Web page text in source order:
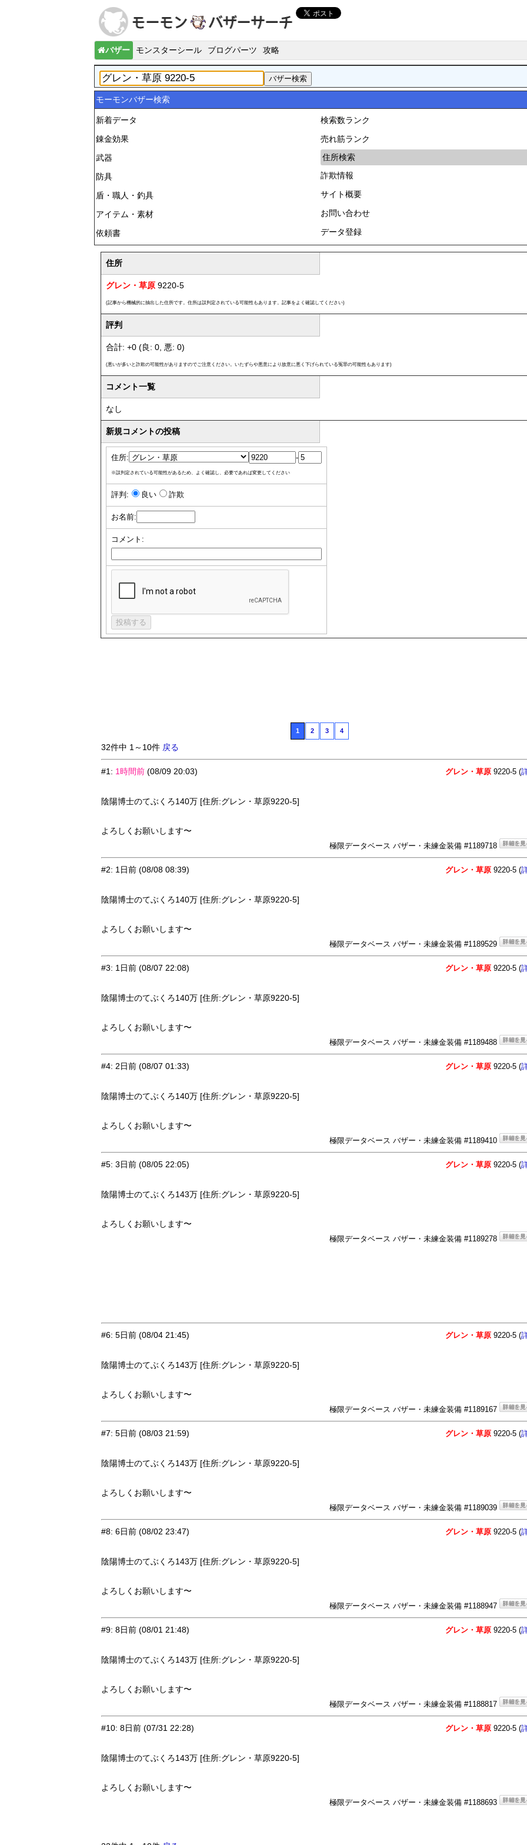
バザー モンスターシール ブログパーツ 攻略
モーモンバザー検索
新着データ
錬金効果
武器
防具
盾・職人・釣具
アイテム・素材
依頼書
検索数ランク
売れ筋ランク
住所検索
詐欺情報
サイト概要
お問い合わせ
データ登録
住所
グレン・草原 9220-5
(記事から機械的に抽出した住所です。住所は誤判定されている可能性もあります。記事をよく確認してください)
評判
合計: +0 (良: 0, 悪: 0)
(悪いが多いと詐欺の可能性がありますのでご注意ください。いたずらや悪意により故意に悪く下げられている冤罪の可能性もあります)
コメント一覧
なし
新規コメントの投稿
住所: -
※誤判定されている可能性があるため、よく確認し、必要であれば変更してください
評判: 良い 詐欺
お名前:
コメント:
1 2 3 4
32件中 1～10件 戻る
#1: 1時間前 (08/09 20:03) グレン・草原 9220-5 (
陰陽博士のてぶくろ140万 [住所:グレン・草原9220-5]
よろしくお願いします〜
極限データベース バザー・未練金装備 #1189718
#2: 1日前 (08/08 08:39) グレン・草原 9220-5 (
陰陽博士のてぶくろ140万 [住所:グレン・草原9220-5]
よろしくお願いします〜
極限データベース バザー・未練金装備 #1189529
#3: 1日前 (08/07 22:08) グレン・草原 9220-5 (
陰陽博士のてぶくろ140万 [住所:グレン・草原9220-5]
よろしくお願いします〜
極限データベース バザー・未練金装備 #1189488
#4: 2日前 (08/07 01:33) グレン・草原 9220-5 (
陰陽博士のてぶくろ140万 [住所:グレン・草原9220-5]
よろしくお願いします〜
極限データベース バザー・未練金装備 #1189410
#5: 3日前 (08/05 22:05) グレン・草原 9220-5 (
陰陽博士のてぶくろ143万 [住所:グレン・草原9220-5]
よろしくお願いします〜
極限データベース バザー・未練金装備 #1189278
#6: 5日前 (08/04 21:45) グレン・草原 9220-5 (
陰陽博士のてぶくろ143万 [住所:グレン・草原9220-5]
よろしくお願いします〜
極限データベース バザー・未練金装備 #1189167
#7: 5日前 (08/03 21:59) グレン・草原 9220-5 (
陰陽博士のてぶくろ143万 [住所:グレン・草原9220-5]
よろしくお願いします〜
極限データベース バザー・未練金装備 #1189039
#8: 6日前 (08/02 23:47) グレン・草原 9220-5 (
陰陽博士のてぶくろ143万 [住所:グレン・草原9220-5]
よろしくお願いします〜
極限データベース バザー・未練金装備 #1188947
#9: 8日前 (08/01 21:48) グレン・草原 9220-5 (
陰陽博士のてぶくろ143万 [住所:グレン・草原9220-5]
よろしくお願いします〜
極限データベース バザー・未練金装備 #1188817
#10: 8日前 (07/31 22:28) グレン・草原 9220-5 (
陰陽博士のてぶくろ143万 [住所:グレン・草原9220-5]
よろしくお願いします〜
極限データベース バザー・未練金装備 #1188693